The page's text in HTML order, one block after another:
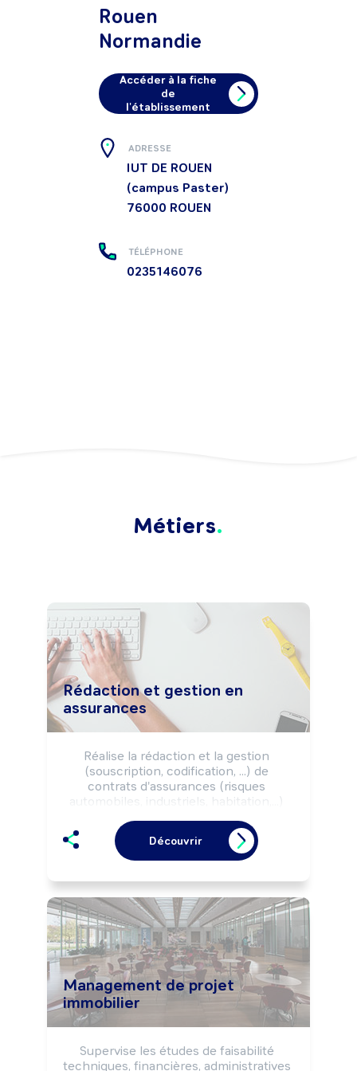
Rouen
Normandie
Accéder à la fiche
de
l'établissement
ADRESSE
IUT DE ROUEN
(campus Paster)
76000 ROUEN
TÉLÉPHONE
0235146076
Métiers
Rédaction et gestion en
assurances
Réalise la rédaction et la gestion
(souscription, codification, ...) de
contrats d'assurances (risques
automobiles, industriels, habitation,...)
ou par adaptation de clauses-types,
selon la règlementation de l'assurance.
Peut réaliser les appels de cotisations
Peut gérer des litiges et contentieux.
Découvrir
Management de projet
immobilier
Supervise les études de faisabilité
techniques, financières, administratives